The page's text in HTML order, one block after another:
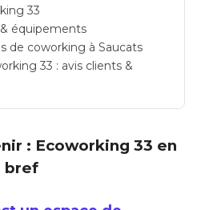
33
équipements
de coworking à Saucats
33 : avis clients &
: Ecoworking 33 en
bref